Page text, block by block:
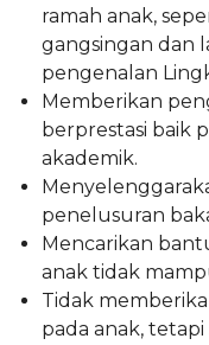
ramah anak,
gangsingan dan
pengenalan
Memberikan
berprestasi baik
akademik.
penelusuran
Mencarikan
anak tidak
Tidak
pada anak,